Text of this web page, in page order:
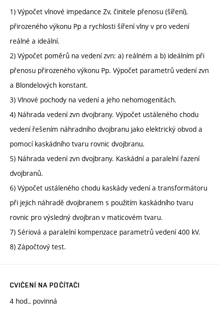
1) Výpočet vlnové impedance Zv, činitele přenosu (šíření),
přirozeného výkonu Pp a rychlosti šíření vlny v pro vedení
reálné a ideální.
2) Výpočet poměrů na vedení zvn: a) reálném a b) ideálním při
přenosu přirozeného výkonu Pp. Výpočet parametrů vedení zvn
a Blondelových konstant.
3) Vlnové pochody na vedení a jeho nehomogenitách.
4) Náhrada vedení zvn dvojbrany. Výpočet ustáleného chodu
vedení řešením náhradního dvojbranu jako elektrický obvod a
pomocí kaskádního tvaru rovnic dvojbranu.
5) Náhrada vedení zvn dvojbrany. Kaskádní a paralelní řazení
dvojbranů.
6) Výpočet ustáleného chodu kaskády vedení a transformátoru
při jejich náhradě dvojbranem s použitím kaskádního tvaru
rovnic pro výsledný dvojbran v maticovém tvaru.
7) Sériová a paralelní kompenzace parametrů vedení 400 kV.
8) Zápočtový test.
CVIČENÍ NA POČÍTAČI
4 hod., povinná